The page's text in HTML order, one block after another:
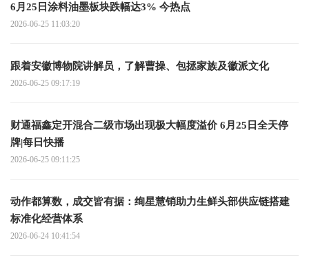
6月25日涂料油墨板块跌幅达3% 今热点
2026-06-25 11:03:20
跟着安徽博物院讲解员，了解曹操、包拯家族及徽派文化
2026-06-25 09:17:19
财通福鑫定开混合二级市场出现极大幅度溢价 6月25日全天停
牌|每日快播
2026-06-25 09:11:25
动作都算数，成交皆有据：绚星慧销助力生鲜头部供应链搭建
标准化经营体系
2026-06-24 10:41:54